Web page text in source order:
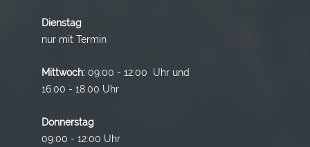
Dienstag
nur mit Termin
Mittwoch: 09:00 - 12:00 Uhr und
16.00 - 18.00 Uhr
Donnerstag
09:00 - 12:00 Uhr